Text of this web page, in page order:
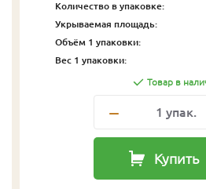
Количество в упаковке:
Укрываемая площадь:
Объём 1 упаковки:
Вес 1 упаковки:
Товар в
1 упак.
Купить